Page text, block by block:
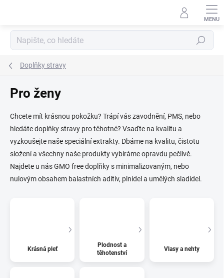
Hledat
Doplňky stravy
Pro ženy
Chcete mít krásnou pokožku? Trápí vás zavodnění, PMS, nebo
hledáte doplňky stravy pro těhotné? Vsaďte na kvalitu a
vyzkoušejte naše speciální extrakty. Dbáme na kvalitu, čistotu
složení a všechny naše produkty vybíráme opravdu pečlivě.
Najdete u nás GMO free doplňky s minimalizovaným, nebo
nulovým obsahem balastních aditiv, plnidel a umělých sladidel.
Krásná pleť
Plodnost a
těhotenství
Vlasy a nehty